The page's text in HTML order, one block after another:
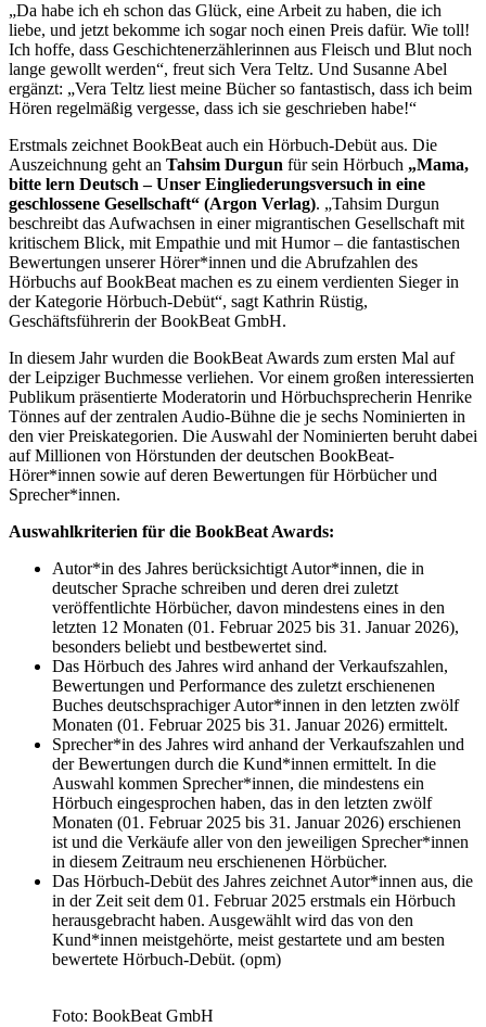
„Da habe ich eh schon das Glück, eine Arbeit zu haben, die ich
liebe, und jetzt bekomme ich sogar noch einen Preis dafür. Wie toll!
Ich hoffe, dass Geschichtenerzählerinnen aus Fleisch und Blut noch
lange gewollt werden“, freut sich Vera Teltz. Und Susanne Abel
ergänzt: „Vera Teltz liest meine Bücher so fantastisch, dass ich beim
Hören regelmäßig vergesse, dass ich sie geschrieben habe!“
Erstmals zeichnet BookBeat auch ein Hörbuch-Debüt aus. Die
Auszeichnung geht an Tahsim Durgun für sein Hörbuch „Mama,
bitte lern Deutsch – Unser Eingliederungsversuch in eine
geschlossene Gesellschaft“ (Argon Verlag). „Tahsim Durgun
beschreibt das Aufwachsen in einer migrantischen Gesellschaft mit
kritischem Blick, mit Empathie und mit Humor – die fantastischen
Bewertungen unserer Hörer*innen und die Abrufzahlen des
Hörbuchs auf BookBeat machen es zu einem verdienten Sieger in
der Kategorie Hörbuch-Debüt“, sagt Kathrin Rüstig,
Geschäftsführerin der BookBeat GmbH.
In diesem Jahr wurden die BookBeat Awards zum ersten Mal auf
der Leipziger Buchmesse verliehen. Vor einem großen interessierten
Publikum präsentierte Moderatorin und Hörbuchsprecherin Henrike
Tönnes auf der zentralen Audio-Bühne die je sechs Nominierten in
den vier Preiskategorien. Die Auswahl der Nominierten beruht dabei
auf Millionen von Hörstunden der deutschen BookBeat-
Hörer*innen sowie auf deren Bewertungen für Hörbücher und
Sprecher*innen.
Auswahlkriterien für die BookBeat Awards:
Autor*in des Jahres berücksichtigt Autor*innen, die in
deutscher Sprache schreiben und deren drei zuletzt
veröffentlichte Hörbücher, davon mindestens eines in den
letzten 12 Monaten (01. Februar 2025 bis 31. Januar 2026),
besonders beliebt und bestbewertet sind.
Das Hörbuch des Jahres wird anhand der Verkaufszahlen,
Bewertungen und Performance des zuletzt erschienenen
Buches deutschsprachiger Autor*innen in den letzten zwölf
Monaten (01. Februar 2025 bis 31. Januar 2026) ermittelt.
Sprecher*in des Jahres wird anhand der Verkaufszahlen und
der Bewertungen durch die Kund*innen ermittelt. In die
Auswahl kommen Sprecher*innen, die mindestens ein
Hörbuch eingesprochen haben, das in den letzten zwölf
Monaten (01. Februar 2025 bis 31. Januar 2026) erschienen
ist und die Verkäufe aller von den jeweiligen Sprecher*innen
in diesem Zeitraum neu erschienenen Hörbücher.
Das Hörbuch-Debüt des Jahres zeichnet Autor*innen aus, die
in der Zeit seit dem 01. Februar 2025 erstmals ein Hörbuch
herausgebracht haben. Ausgewählt wird das von den
Kund*innen meistgehörte, meist gestartete und am besten
bewertete Hörbuch-Debüt. (opm)
Foto: BookBeat GmbH